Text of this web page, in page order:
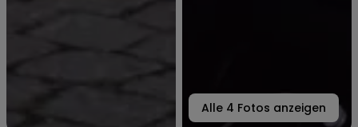
Alle 4 Fotos anzeigen